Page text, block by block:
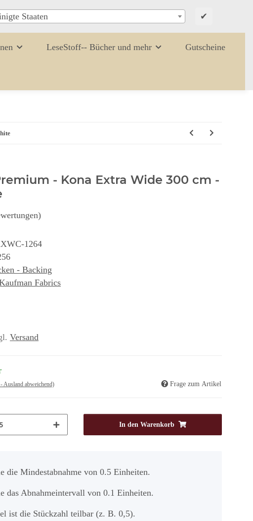
Staaten ✔
LeseStoff-- Bücher und mehr Gutscheine
- Kona Extra Wide 300 cm -
1264
- Backing
Fabrics
Versand
Ausland abweichend) Frage zum Artikel
In den Warenkorb
die Mindestabnahme von 0.5 Einheiten.
das Abnahmeintervall von 0.1 Einheiten.
ist die Stückzahl teilbar (z. B. 0,5).